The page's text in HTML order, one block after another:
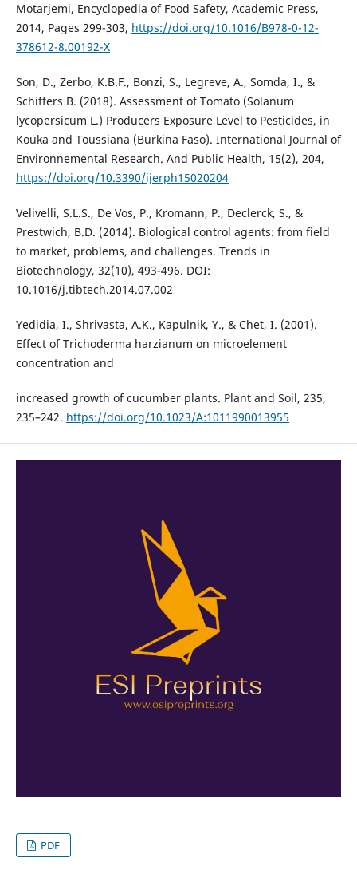
Motarjemi, Encyclopedia of Food Safety, Academic Press,
2014, Pages 299-303, https://doi.org/10.1016/B978-0-12-
378612-8.00192-X
Son, D., Zerbo, K.B.F., Bonzi, S., Legreve, A., Somda, I., &
Schiffers B. (2018). Assessment of Tomato (Solanum
lycopersicum L.) Producers Exposure Level to Pesticides, in
Kouka and Toussiana (Burkina Faso). International Journal of
Environnemental Research. And Public Health, 15(2), 204,
https://doi.org/10.3390/ijerph15020204
Velivelli, S.L.S., De Vos, P., Kromann, P., Declerck, S., &
Prestwich, B.D. (2014). Biological control agents: from field
to market, problems, and challenges. Trends in
Biotechnology, 32(10), 493-496. DOI:
10.1016/j.tibtech.2014.07.002
Yedidia, I., Shrivasta, A.K., Kapulnik, Y., & Chet, I. (2001).
Effect of Trichoderma harzianum on microelement
concentration and
increased growth of cucumber plants. Plant and Soil, 235,
235–242. https://doi.org/10.1023/A:1011990013955
PDF